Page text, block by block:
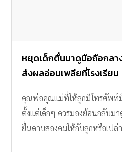
หยุดเด็กตื่นมาดูมือถือกลา
ส่งผลอ่อนเพลียที่โรงเรียน
คุณพ่อคุณแม่ที่ให้ลูกมีโทรศัพท์
ตั้งแต่เด็กๆ ควรมองย้อนกลับม
ยื่นดาบสองคมให้กับลูกหรือเปล่